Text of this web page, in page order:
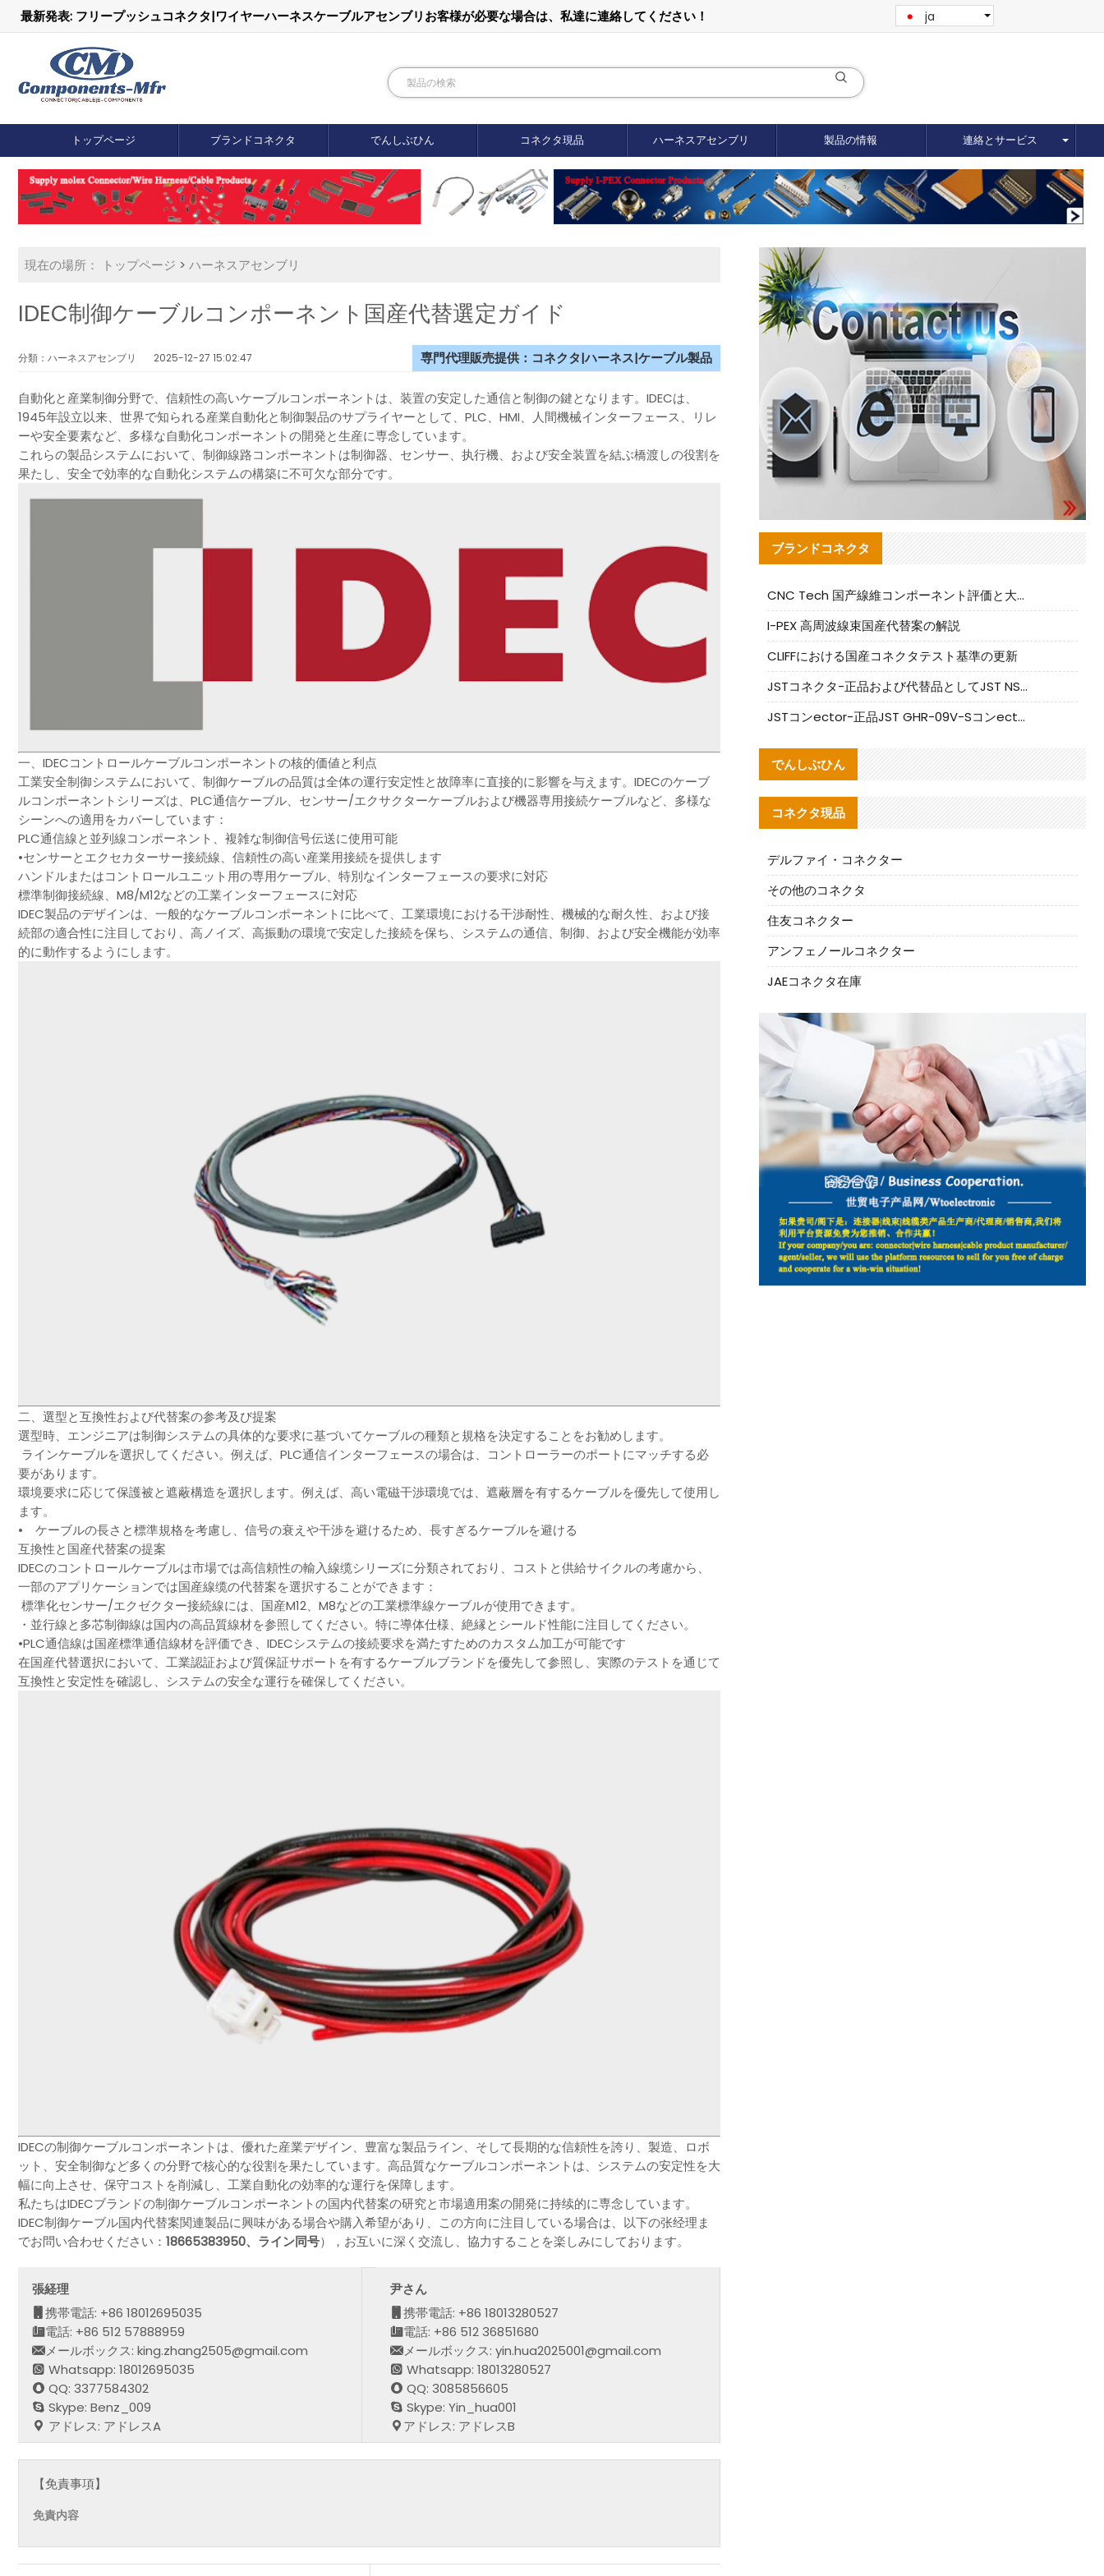
最新発表: フリープッシュコネクタ|ワイヤーハーネスケーブルアセンブリお客様が必要な場合は、私達に連絡してください！ ja
トップページ ブランドコネクタ でんしぶひん コネクタ現品 ハーネスアセンブリ 製品の情報 連絡とサービス
現在の場所： トップページ > ハーネスアセンブリ
IDEC制御ケーブルコンポーネント国産代替選定ガイド
分類：ハーネスアセンブリ 2025-12-27 15:02:47 専門代理販売提供：コネクタ|ハーネス|ケーブル製品
自動化と産業制御分野で、信頼性の高いケーブルコンポーネントは、装置の安定した通信と制御の鍵となります。IDECは、
1945年設立以来、世界で知られる産業自動化と制御製品のサプライヤーとして、PLC、HMI、人間機械インターフェース、リレ
ーや安全要素など、多様な自動化コンポーネントの開発と生産に専念しています。
これらの製品システムにおいて、制御線路コンポーネントは制御器、センサー、执行機、および安全装置を結ぶ橋渡しの役割を
果たし、安全で効率的な自動化システムの構築に不可欠な部分です。
一、IDECコントロールケーブルコンポーネントの核的価値と利点
工業安全制御システムにおいて、制御ケーブルの品質は全体の運行安定性と故障率に直接的に影響を与えます。IDECのケーブ
ルコンポーネントシリーズは、PLC通信ケーブル、センサー/エクサクターケーブルおよび機器専用接続ケーブルなど、多様な
シーンへの適用をカバーしています：
PLC通信線と並列線コンポーネント、複雑な制御信号伝送に使用可能
•センサーとエクセカターサー接続線、信頼性の高い産業用接続を提供します
ハンドルまたはコントロールユニット用の専用ケーブル、特別なインターフェースの要求に対応
標準制御接続線、M8/M12などの工業インターフェースに対応
IDEC製品のデザインは、一般的なケーブルコンポーネントに比べて、工業環境における干渉耐性、機械的な耐久性、および接
続部の適合性に注目しており、高ノイズ、高振動の環境で安定した接続を保ち、システムの通信、制御、および安全機能が効率
的に動作するようにします。
二、選型と互換性および代替案の参考及び提案
選型時、エンジニアは制御システムの具体的な要求に基づいてケーブルの種類と規格を決定することをお勧めします。
ラインケーブルを選択してください。例えば、PLC通信インターフェースの場合は、コントローラーのポートにマッチする必
要があります。
環境要求に応じて保護被と遮蔽構造を選択します。例えば、高い電磁干渉環境では、遮蔽層を有するケーブルを優先して使用し
ます。
• ケーブルの長さと標準規格を考慮し、信号の衰えや干渉を避けるため、長すぎるケーブルを避ける
互換性と国産代替案の提案
IDECのコントロールケーブルは市場では高信頼性の輸入線缆シリーズに分類されており、コストと供給サイクルの考慮から、
一部のアプリケーションでは国産線缆の代替案を選択することができます：
標準化センサー/エクゼクター接続線には、国産M12、M8などの工業標準線ケーブルが使用できます。
・並行線と多芯制御線は国内の高品質線材を参照してください。特に導体仕様、絶縁とシールド性能に注目してください。
•PLC通信線は国産標準通信線材を評価でき、IDECシステムの接続要求を満たすためのカスタム加工が可能です
在国産代替選択において、工業認証および質保証サポートを有するケーブルブランドを優先して参照し、実際のテストを通じて
互換性と安定性を確認し、システムの安全な運行を確保してください。
IDECの制御ケーブルコンポーネントは、優れた産業デザイン、豊富な製品ライン、そして長期的な信頼性を誇り、製造、ロボ
ット、安全制御など多くの分野で核心的な役割を果たしています。高品質なケーブルコンポーネントは、システムの安定性を大
幅に向上させ、保守コストを削減し、工業自動化の効率的な運行を保障します。
私たちはIDECブランドの制御ケーブルコンポーネントの国内代替案の研究と市場適用案の開発に持续的に専念しています。
IDEC制御ケーブル国内代替案関連製品に興味がある場合や購入希望があり、この方向に注目している場合は、以下の张经理ま
でお問い合わせください： 18665383950、ライン同号），お互いに深く交流し、協力することを楽しみにしております。
張経理
携帯電話: +86 18012695035
電話: +86 512 57888959
メールボックス: king.zhang2505@gmail.com
Whatsapp: 18012695035
QQ: 3377584302
Skype: Benz_009
アドレス: アドレスA
尹さん
携帯電話: +86 18013280527
電話: +86 512 36851680
メールボックス: yin.hua2025001@gmail.com
Whatsapp: 18013280527
QQ: 3085856605
Skype: Yin_hua001
アドレス: アドレスB
【免責事項】
免責内容
ブランドコネクタ
CNC Tech 国产線維コンポーネント評価と大量生産適合ガイド
I-PEX 高周波線束国産代替案の解説
CLIFFにおける国産コネクタテスト基準の更新
JSTコネクタ-正品および代替品としてJST NSHR-02V-Sコネクタを提供します
JSTコンector-正品JST GHR-09V-Sコンector|代替品提供
でんしぶひん
コネクタ現品
デルファイ・コネクター
その他のコネクタ
住友コネクター
アンフェノールコネクター
JAEコネクタ在庫